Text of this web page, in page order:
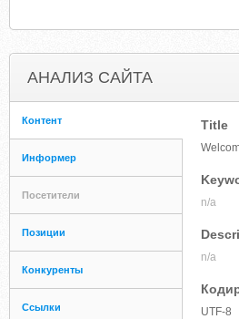
АНАЛИЗ САЙТА
Контент
Информер
Посетители
Позиции
Конкуренты
Ссылки
Title
n/a
n/a
UTF-8